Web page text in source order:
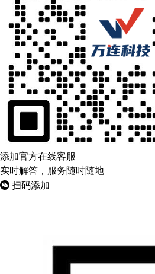
添加官方在线客服
实时解答，服务随时随地
扫码添加